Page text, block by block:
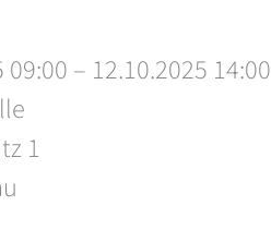
09:00 – 12.10.2025 14:00
1